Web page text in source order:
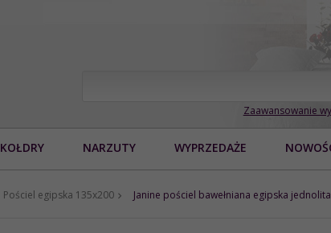
Zaawansowanie
KOŁDRY NARZUTY WYPRZEDAŻE
Pościel egipska 135x200 Janine pościel bawełniana egipska